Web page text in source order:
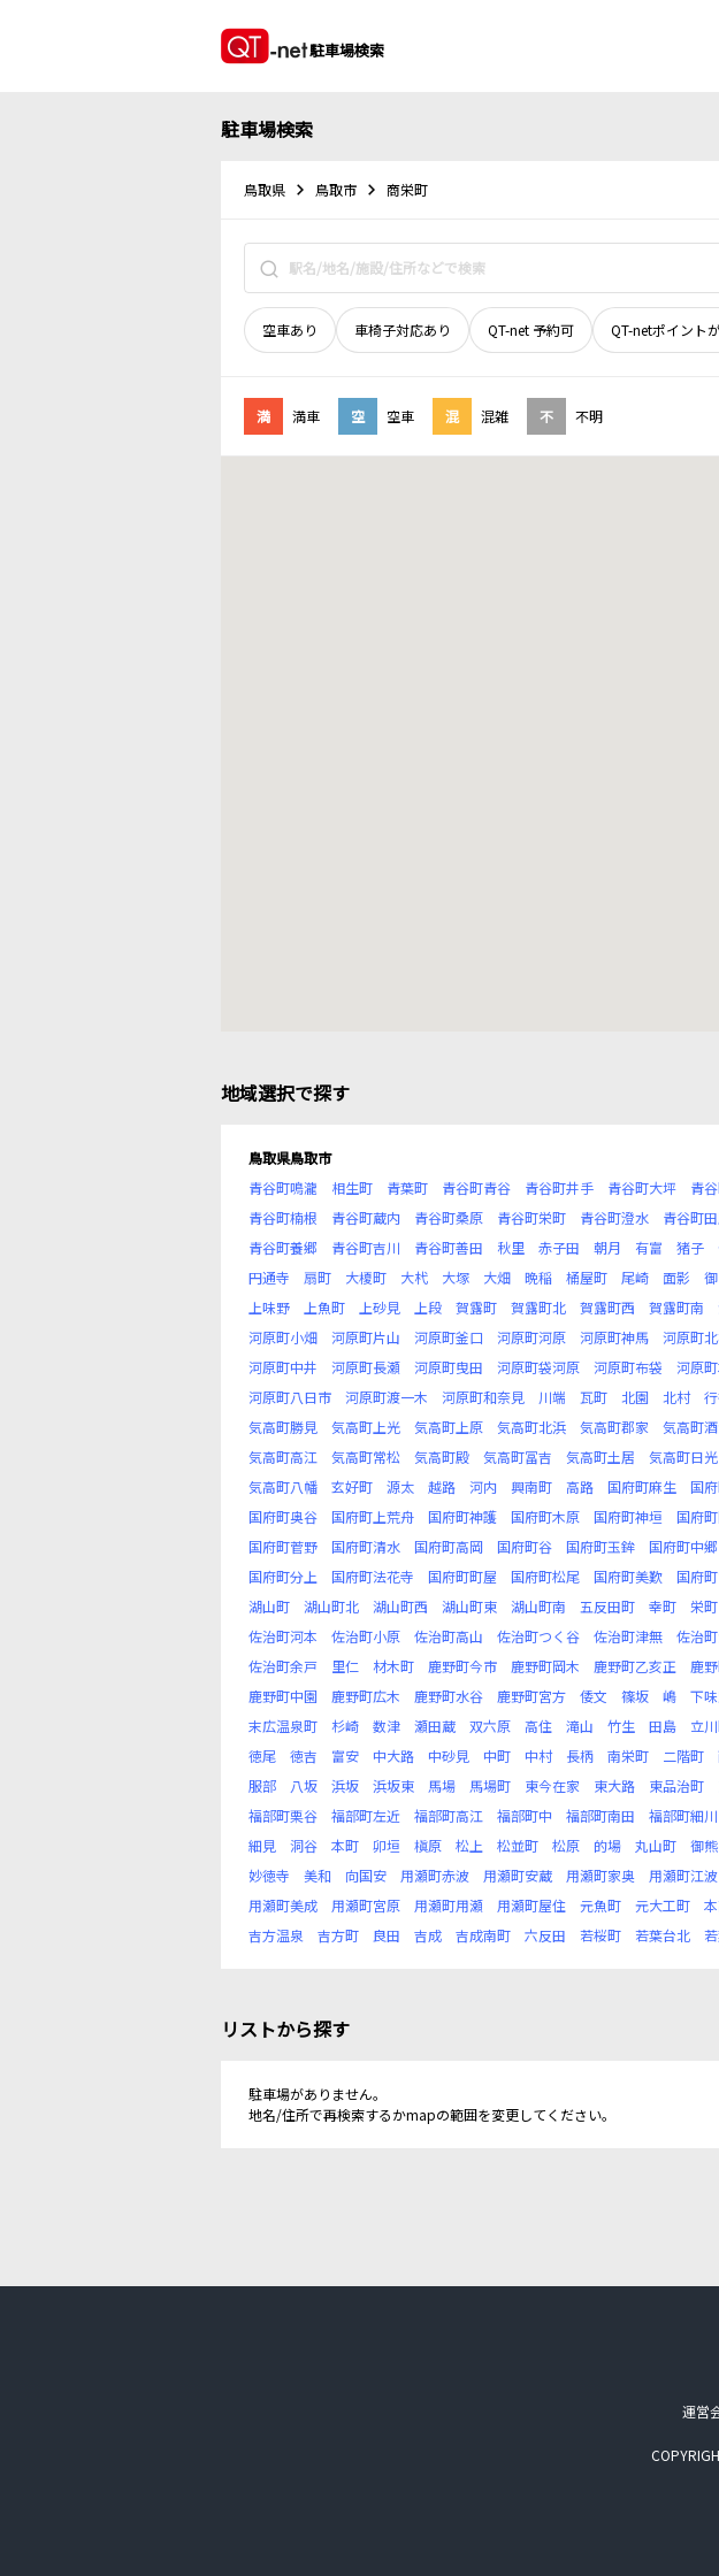
駐車場検索
駐車場検索
鳥取県 鳥取市 商栄町
空車あり 車椅子対応あり QT-net 予約可 QT-netポイント
満 満車 空 空車 混 混雑 不 不明
地域選択で探す
鳥取県鳥取市
青谷町鳴瀧
相生町 青葉町 青谷町青谷 青谷町井手 青谷町大坪 青
青谷町楠根
青谷町蔵内 青谷町桑原 青谷町栄町 青谷町澄水 青谷町
青谷町養郷
青谷町吉川 青谷町善田 秋里 赤子田 朝月 有富 猪子
円通寺
扇町 大榎町 大杙 大塚 大畑 晩稲 桶屋町 尾崎 面影
上味野
上魚町 上砂見 上段 賀露町 賀露町北 賀露町西 賀露町南
河原町小畑
河原町片山 河原町釜口 河原町河原 河原町神馬 河原町
河原町中井
河原町長瀬 河原町曳田 河原町袋河原 河原町布袋 河原
河原町八日市
河原町渡一木 河原町和奈見 川端 瓦町 北園 北村
気高町勝見
気高町上光 気高町上原 気高町北浜 気高町郡家 気高町
気高町高江
気高町常松 気高町殿 気高町冨吉 気高町土居 気高町日光
気高町八幡
玄好町 源太 越路 河内 興南町 高路 国府町麻生 国
国府町奥谷
国府町上荒舟 国府町神護 国府町木原 国府町神垣 国府
国府町菅野
国府町清水 国府町高岡 国府町谷 国府町玉鉾 国府町中郷
国府町分上
国府町法花寺 国府町町屋 国府町松尾 国府町美歎 国府
湖山町
湖山町北 湖山町西 湖山町東 湖山町南 五反田町 幸町 栄町
佐治町河本
佐治町小原 佐治町高山 佐治町つく谷 佐治町津無 佐治
佐治町余戸
里仁 材木町 鹿野町今市 鹿野町岡木 鹿野町乙亥正 鹿
鹿野町中園
鹿野町広木 鹿野町水谷 鹿野町宮方 倭文 篠坂 嶋 下
末広温泉町
杉崎 数津 瀬田蔵 双六原 高住 滝山 竹生 田島 立
徳尾
徳吉 富安 中大路 中砂見 中町 中村 長柄 南栄町 二階町
服部
八坂 浜坂 浜坂東 馬場 馬場町 東今在家 東大路 東品治町
福部町栗谷
福部町左近 福部町高江 福部町中 福部町南田 福部町細川
細見
洞谷 本町 卯垣 槇原 松上 松並町 松原 的場 丸山町 御熊
妙徳寺
美和 向国安 用瀬町赤波 用瀬町安蔵 用瀬町家奥 用瀬町江波
用瀬町美成
用瀬町宮原 用瀬町用瀬 用瀬町屋住 元魚町 元大工町
吉方温泉
吉方町 良田 吉成 吉成南町 六反田 若桜町 若葉台北
リストから探す
駐車場がありません。
地名/住所で再検索するかmapの範囲を変更してください。
運営